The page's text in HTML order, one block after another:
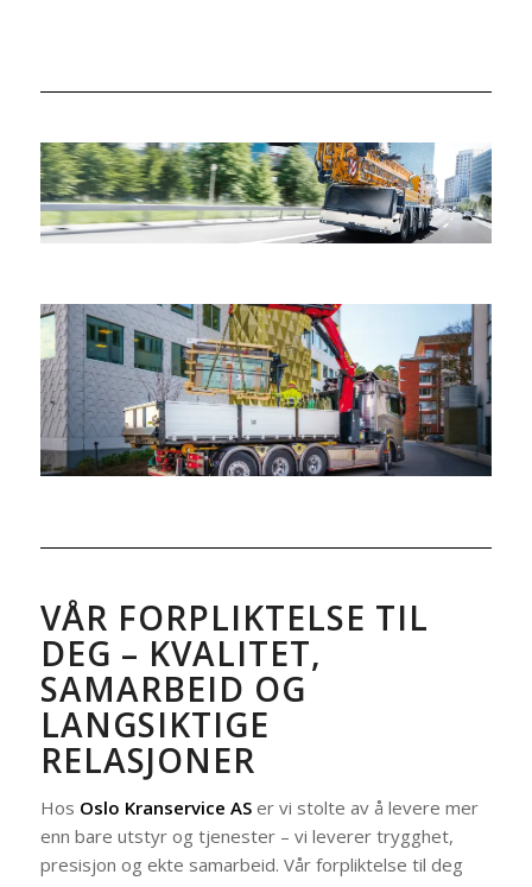
VÅR FORPLIKTELSE TIL
DEG – KVALITET,
SAMARBEID OG
LANGSIKTIGE
RELASJONER
Hos Oslo Kranservice ASer vi stolte av å levere mer
enn bare utstyr og tjenester – vi leverer trygghet,
presisjon og ekte samarbeid. Vår forpliktelse til deg